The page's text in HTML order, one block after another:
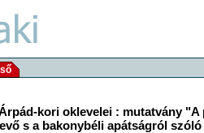
kori oklevelei : mutatvány
s a bakonybéli apátságról